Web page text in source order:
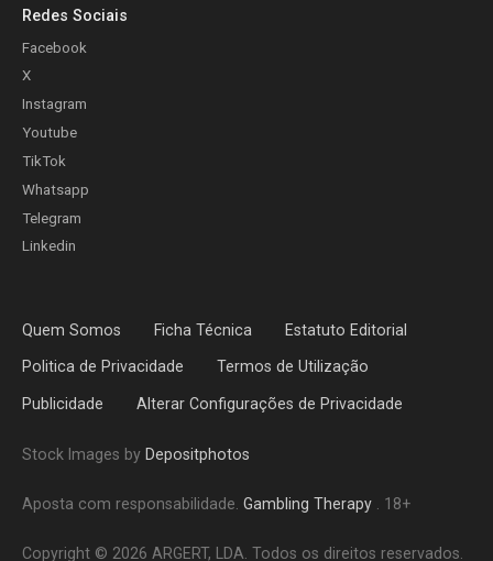
Redes Sociais
Facebook
X
Instagram
Youtube
TikTok
Whatsapp
Telegram
Linkedin
Quem Somos Ficha Técnica Estatuto Editorial
Politica de Privacidade Termos de Utilização
Publicidade Alterar Configurações de Privacidade
Stock Images by Depositphotos
Aposta com responsabilidade. Gambling Therapy. 18+
Copyright © 2026 ARGERT, LDA. Todos os direitos reservados.